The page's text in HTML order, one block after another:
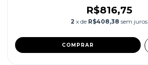
R$816,75
2 x de R$408,38 sem juros